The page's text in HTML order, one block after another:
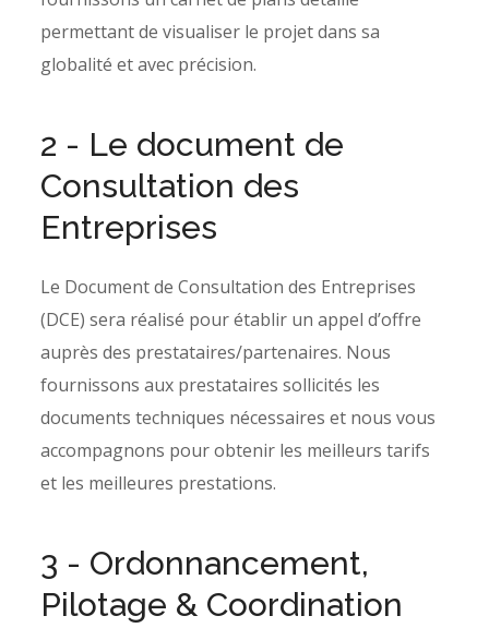
permettant de visualiser le projet dans sa
globalité et avec précision.
2 - Le document de
Consultation des
Entreprises
Le Document de Consultation des Entreprises
(DCE) sera réalisé pour établir un appel d’offre
auprès des prestataires/partenaires. Nous
fournissons aux prestataires sollicités les
documents techniques nécessaires et nous vous
accompagnons pour obtenir les meilleurs tarifs
et les meilleures prestations.
3 - Ordonnancement,
Pilotage & Coordination